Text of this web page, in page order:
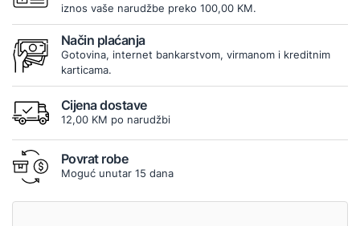
iznos vaše narudžbe preko 100,00 KM.
Način plaćanja
Gotovina, internet bankarstvom, virmanom i kreditnim
karticama.
Cijena dostave
12,00 KM po narudžbi
Povrat robe
Moguć unutar 15 dana